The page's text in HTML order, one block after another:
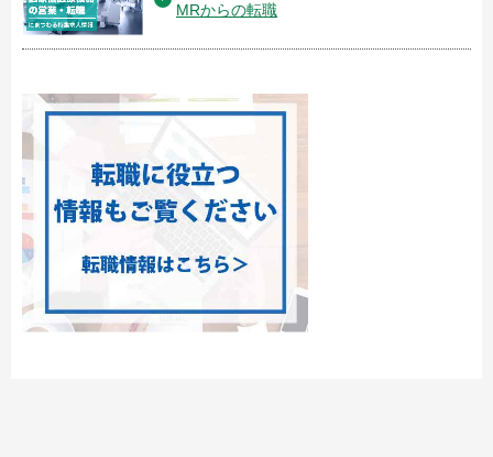
MRからの転職